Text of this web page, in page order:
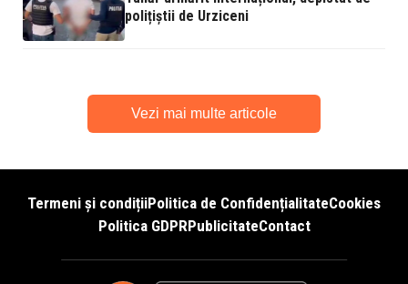
polițiștii de Urziceni
Vezi mai multe articole
Termeni și condițiiPolitica de ConfidențialitateCookies
Politica GDPRPublicitateContact